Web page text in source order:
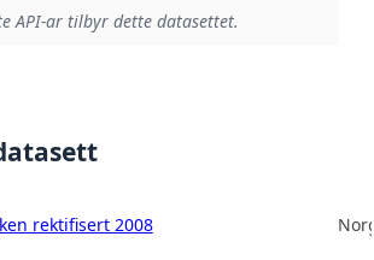
API-ar tilbyr dette datasettet.
rektifisert 2008